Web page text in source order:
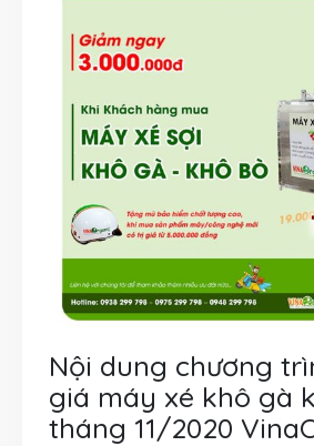
Nội dung chương
giá máy xé khô gà
tháng 11/2020